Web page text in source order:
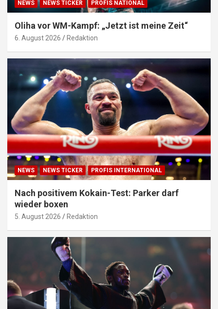
NEWS NEWS TICKER PROFIS NATIONAL
Oliha vor WM-Kampf: „Jetzt ist meine Zeit“
6. August 2026 Redaktion
NEWS NEWS TICKER PROFIS INTERNATIONAL
Nach positivem Kokain-Test: Parker darf
wieder boxen
5. August 2026 Redaktion